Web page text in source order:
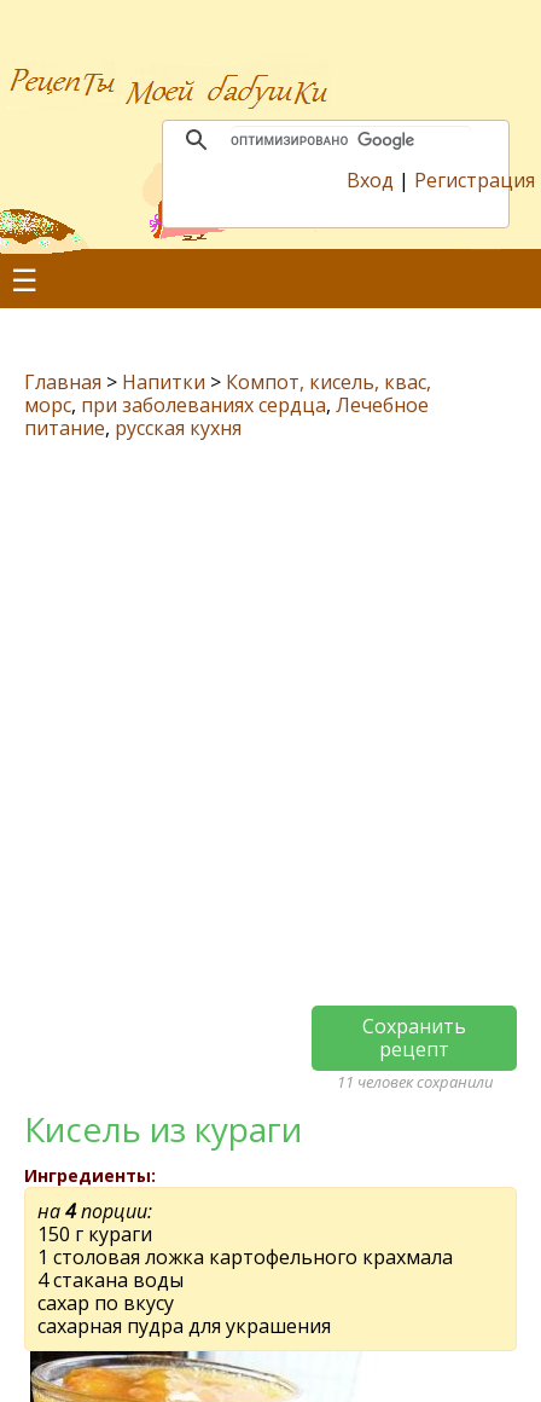
Вход | Регистрация
☰
Главная > Напитки > Компот, кисель, квас,
морс, при заболеваниях сердца, Лечебное
питание, русская кухня
Сохранить
рецепт
11 человек сохранили
Кисель из кураги
Ингредиенты:
на4порции:
150 г кураги
1 столовая ложка картофельного крахмала
4 стакана воды
сахар по вкусу
сахарная пудра для украшения